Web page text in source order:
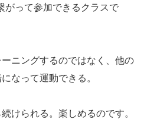
がって参加できるクラスで
ニングするのではなく、他の
なって運動できる。
けられる。楽しめるのです。